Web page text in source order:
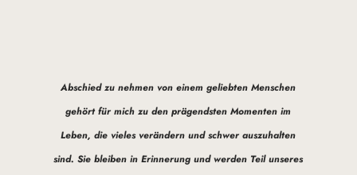
Abschied zu nehmen von einem geliebten Menschen
gehört für mich zu den prägendsten Momenten im
Leben, die vieles verändern und schwer auszuhalten
sind. Sie bleiben in Erinnerung und werden Teil unseres